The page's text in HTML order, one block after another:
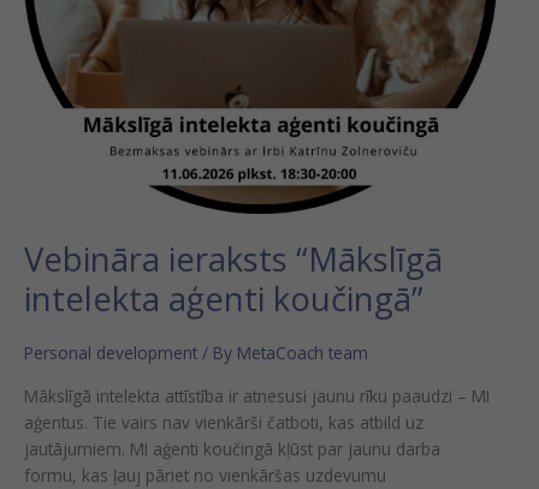
Vebināra ieraksts “Mākslīgā
intelekta aģenti koučingā”
Personal development / By MetaCoach team
Mākslīgā intelekta attīstība ir atnesusi jaunu rīku paaudzi – MI
aģentus. Tie vairs nav vienkārši čatboti, kas atbild uz
jautājumiem. MI aģenti koučingā kļūst par jaunu darba
formu, kas ļauj pāriet no vienkāršas uzdevumu